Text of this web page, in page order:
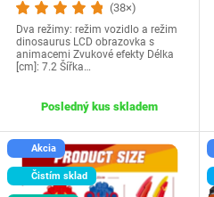
(38×)
Dva režimy: režim vozidlo a režim
dinosaurus LCD obrazovka s
animacemi Zvukové efekty Délka
[cm]: 7.2 Šířka…
Posledný kus skladem
Akcia
Čistím sklad